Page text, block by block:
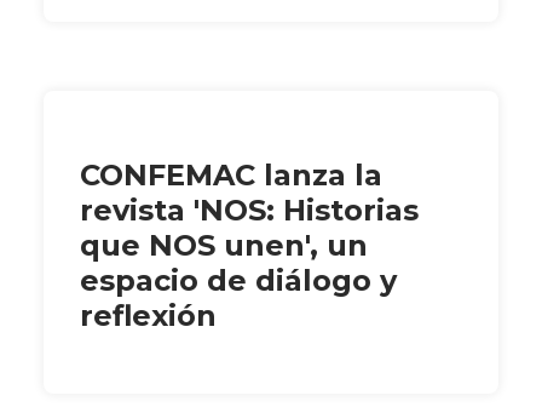
CONFEMAC lanza la
revista 'NOS: Historias
que NOS unen', un
espacio de diálogo y
reflexión